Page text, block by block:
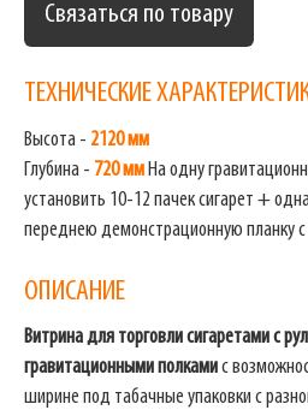
Связаться по товару
ТЕХНИЧЕСКИЕ
Высота - 2120 мм
Глубина - 720 мм На одну
установить 10-12 пачек сигарет +
переднею демонстрационную планку
ОПИСАНИЕ
Витрина для торговли сигаретами с
гравитационными полкамис
ширине под табачные упаковки с